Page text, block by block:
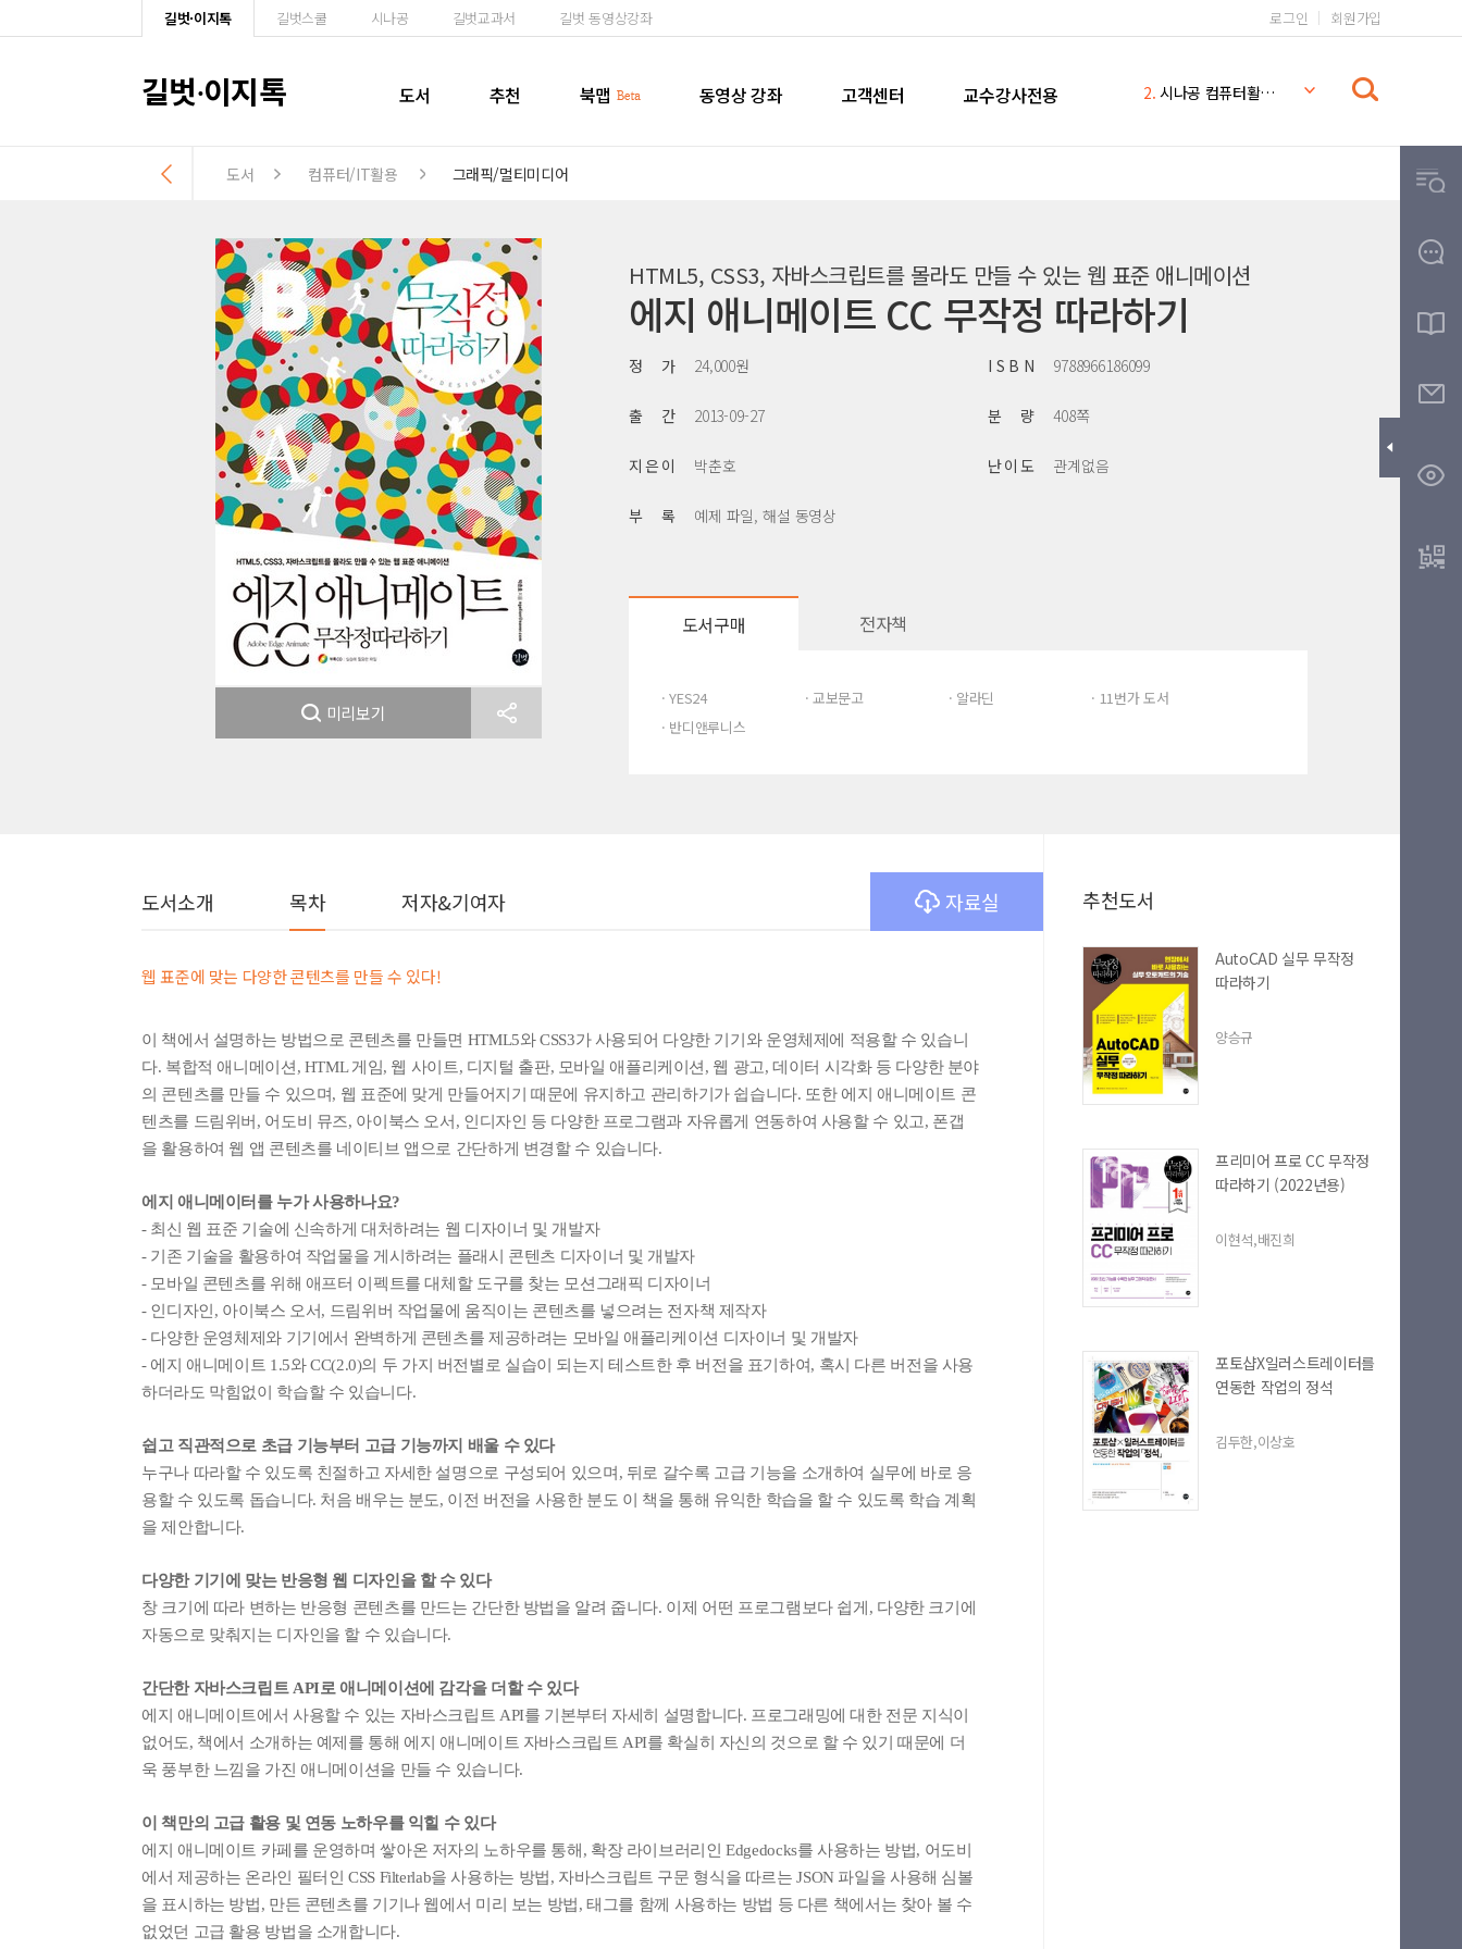
길벗·이지톡 길벗스쿨 시나공 길벗교과서 길벗 동영상강좌 로그인 회원가입
길벗·이지톡 도서 추천 북맵 동영상 강좌 고객센터 교수강사전용 3. 일본어 무작정 따라하기
9.무작정따라하기
10.영어회화 핵심패턴 233 MP3
도서 컴퓨터/IT활용 그래픽/멀티미디어
미리보기
HTML5, CSS3, 자바스크립트를 몰라도 만들 수 있는 웹 표준 애니메이션
에지 애니메이트 CC 무작정 따라하기
정 가 24,000원 I S B N 9788966186099
출 간 2013-09-27 분 량 408쪽
지 은 이 박춘호 난 이 도 관계없음
부 록 예제 파일, 해설 동영상
도서구매 전자책
· YES24 · 교보문고 · 알라딘
· 11번가 도서
· 반디앤루니스
도서소개 목차 저자&기여자 자료실
웹 표준에 맞는 다양한 콘텐츠를 만들 수 있다!
이 책에서 설명하는 방법으로 콘텐츠를 만들면 HTML5와 CSS3가 사용되어 다양한 기기와 운영체제에 적용할 수 있습니
다. 복합적 애니메이션, HTML 게임, 웹 사이트, 디지털 출판, 모바일 애플리케이션, 웹 광고, 데이터 시각화 등 다양한 분야
의 콘텐츠를 만들 수 있으며, 웹 표준에 맞게 만들어지기 때문에 유지하고 관리하기가 쉽습니다. 또한 에지 애니메이트 콘
텐츠를 드림위버, 어도비 뮤즈, 아이북스 오서, 인디자인 등 다양한 프로그램과 자유롭게 연동하여 사용할 수 있고, 폰갭
을 활용하여 웹 앱 콘텐츠를 네이티브 앱으로 간단하게 변경할 수 있습니다.
에지 애니메이터를 누가 사용하나요?
- 최신 웹 표준 기술에 신속하게 대처하려는 웹 디자이너 및 개발자
- 기존 기술을 활용하여 작업물을 게시하려는 플래시 콘텐츠 디자이너 및 개발자
- 모바일 콘텐츠를 위해 애프터 이펙트를 대체할 도구를 찾는 모션그래픽 디자이너
- 인디자인, 아이북스 오서, 드림위버 작업물에 움직이는 콘텐츠를 넣으려는 전자책 제작자
- 다양한 운영체제와 기기에서 완벽하게 콘텐츠를 제공하려는 모바일 애플리케이션 디자이너 및 개발자
- 에지 애니메이트 1.5와 CC(2.0)의 두 가지 버전별로 실습이 되는지 테스트한 후 버전을 표기하여, 혹시 다른 버전을 사용
하더라도 막힘없이 학습할 수 있습니다.
쉽고 직관적으로 초급 기능부터 고급 기능까지 배울 수 있다
누구나 따라할 수 있도록 친절하고 자세한 설명으로 구성되어 있으며, 뒤로 갈수록 고급 기능을 소개하여 실무에 바로 응
용할 수 있도록 돕습니다. 처음 배우는 분도, 이전 버전을 사용한 분도 이 책을 통해 유익한 학습을 할 수 있도록 학습 계획
을 제안합니다.
다양한 기기에 맞는 반응형 웹 디자인을 할 수 있다
창 크기에 따라 변하는 반응형 콘텐츠를 만드는 간단한 방법을 알려 줍니다. 이제 어떤 프로그램보다 쉽게, 다양한 크기에
자동으로 맞춰지는 디자인을 할 수 있습니다.
간단한 자바스크립트 API로 애니메이션에 감각을 더할 수 있다
에지 애니메이트에서 사용할 수 있는 자바스크립트 API를 기본부터 자세히 설명합니다. 프로그래밍에 대한 전문 지식이
없어도, 책에서 소개하는 예제를 통해 에지 애니메이트 자바스크립트 API를 확실히 자신의 것으로 할 수 있기 때문에 더
욱 풍부한 느낌을 가진 애니메이션을 만들 수 있습니다.
이 책만의 고급 활용 및 연동 노하우를 익힐 수 있다
에지 애니메이트 카페를 운영하며 쌓아온 저자의 노하우를 통해, 확장 라이브러리인 Edgedocks를 사용하는 방법, 어도비
에서 제공하는 온라인 필터인 CSS Filterlab을 사용하는 방법, 자바스크립트 구문 형식을 따르는 JSON 파일을 사용해 심볼
을 표시하는 방법, 만든 콘텐츠를 기기나 웹에서 미리 보는 방법, 태그를 함께 사용하는 방법 등 다른 책에서는 찾아 볼 수
없었던 고급 활용 방법을 소개합니다.
추천도서
AutoCAD 실무 무작정
따라하기
양승규
프리미어 프로 CC 무작정
따라하기 (2022년용)
이현석,배진희
포토샵X일러스트레이터를
연동한 작업의 정석
김두한,이상호
URL 복사
ISBN
부가기호*
종이책 :
도서 뒷표지 아래쪽에 있는 바코드의 오른쪽 위 숫자
문의도서 에지 애니메이트 CC 무작정 따라하기
문의 쪽
제목*
최근 이용 자료
구매 인증 도서 관심 도서